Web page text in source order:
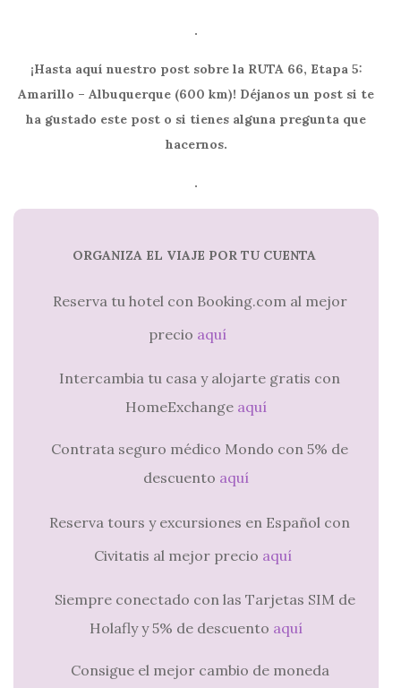
.
¡Hasta aquí nuestro post sobre la RUTA 66, Etapa 5:
Amarillo – Albuquerque (600 km)! Déjanos un post si te
ha gustado este post o si tienes alguna pregunta que
hacernos.
.
ORGANIZA EL VIAJE POR TU CUENTA
Reserva tu hotel con Booking.com al mejor
precio aquí
Intercambia tu casa y alojarte gratis con
HomeExchange aquí
Contrata seguro médico Mondo con 5% de
descuento aquí
Reserva tours y excursiones en Español con
Civitatis al mejor precio aquí
Siempre conectado con las Tarjetas SIM de
Holafly y 5% de descuento aquí
Consigue el mejor cambio de moneda